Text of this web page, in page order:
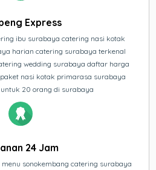
Express
ibu surabaya catering nasi kotak
harian catering surabaya terkenal
wedding surabaya daftar harga
nasi kotak primarasa surabaya
20 orang di surabaya
24 Jam
sonokembang catering surabaya